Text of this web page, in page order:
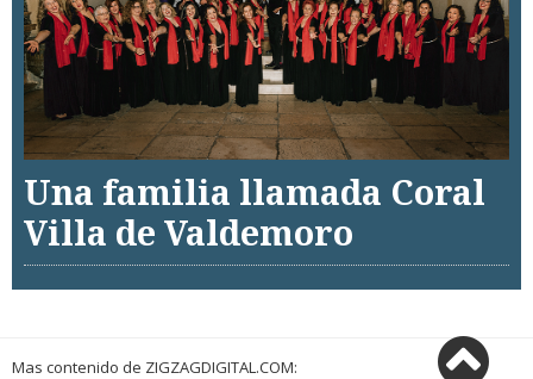
Una familia llamada Coral
Villa de Valdemoro
Mas contenido de ZIGZAGDIGITAL.COM: